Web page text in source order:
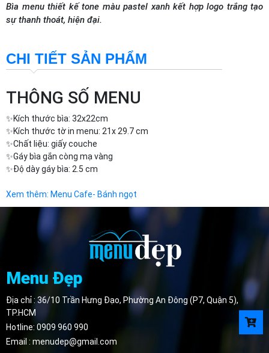
Bìa menu thiết kế tone màu pastel xanh kết hợp logo trắng tạo
sự thanh thoát, hiện đại.
CHI TIẾT SẢN PHẨM
THÔNG SỐ MENU
✨Kích thước bìa: 32x22cm
✨Kích thước tờ in menu: 21x 29.7 cm
✨Chất liệu: giấy couche
✨Gáy bìa gắn còng mạ vàng
✨Độ dày gáy bìa: 2.5 cm
Xem thêm: Menu Cafe- Bánh ngọt
Menu Đẹp
Địa chỉ : 36/10 Trần Hưng Đạo, Phường An Đông (P7, Quận 5),
TP.HCM
Hotline: 0909 960 990
Email : menudep@gmail.com